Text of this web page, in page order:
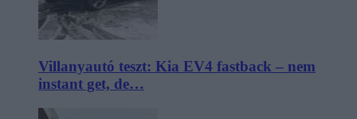
Villanyautó teszt: Kia EV4 fastback – nem
instant get, de…